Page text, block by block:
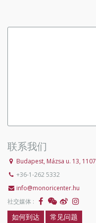
联系我们
Budapest, Mázsa u. 13, 1107
+36-1-262 5332
info@monoricenter.hu
社交媒体 :
如何到达 常见问题